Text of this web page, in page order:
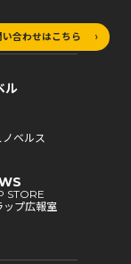
い合わせはこちら
ル
ベルス
STORE
ップ広報室